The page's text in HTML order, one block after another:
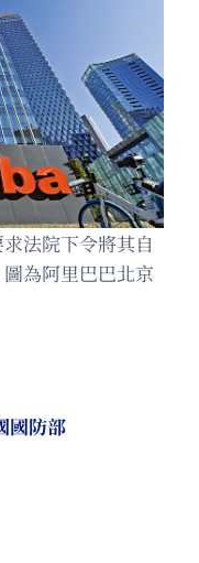
法院下令將其自
為阿里巴巴北京
國防部